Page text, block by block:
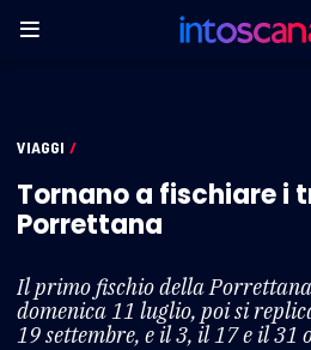
VIAGGI /
Tornano a fischiare i
Porrettana
Il primo fischio della
domenica 11 luglio, poi si
19 settembre, e il 3, il 17 e il 31